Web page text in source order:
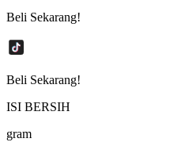
Beli Sekarang!
Beli Sekarang!
ISI BERSIH
gram